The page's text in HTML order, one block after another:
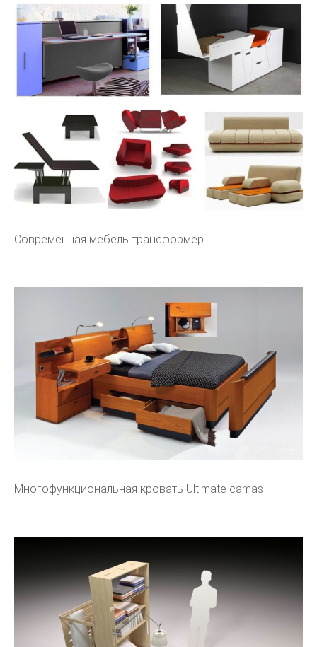
Современная мебель трансформер
Многофункциональная кровать Ultimate camas